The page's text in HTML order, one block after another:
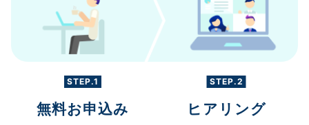
STEP.1
無料お申込み
STEP.2
ヒアリング